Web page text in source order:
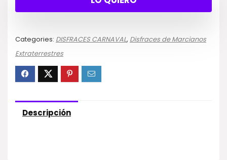
Categories: DISFRACES CARNAVAL, Disfraces de Marcianos
Extraterrestres
Descripción